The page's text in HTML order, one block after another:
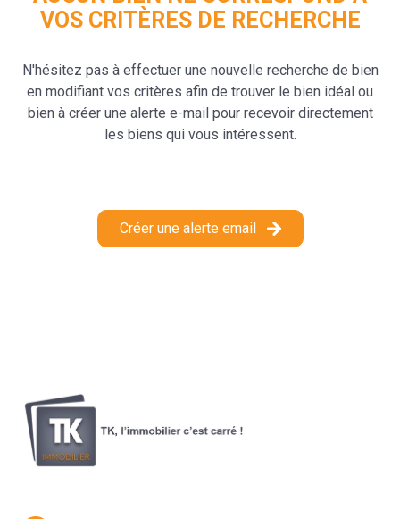
VOS CRITÈRES DE RECHERCHE
N'hésitez pas à effectuer une nouvelle recherche de bien
en modifiant vos critères afin de trouver le bien idéal ou
bien à créer une alerte e-mail pour recevoir directement
les biens qui vous intéressent.
Créer une alerte email